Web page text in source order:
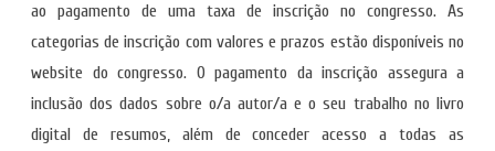
ao pagamento de uma taxa de inscrição no congresso. As
categorias de inscrição com valores e prazos estão disponíveis no
website do congresso. O pagamento da inscrição assegura a
inclusão dos dados sobre o/a autor/a e o seu trabalho no livro
digital de resumos, além de conceder acesso a todas as